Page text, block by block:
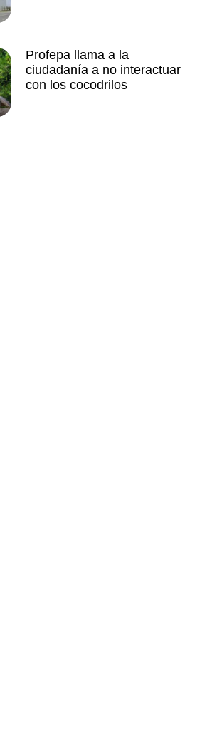
Profepa llama a la
ciudadanía a no interactuar
con los cocodrilos